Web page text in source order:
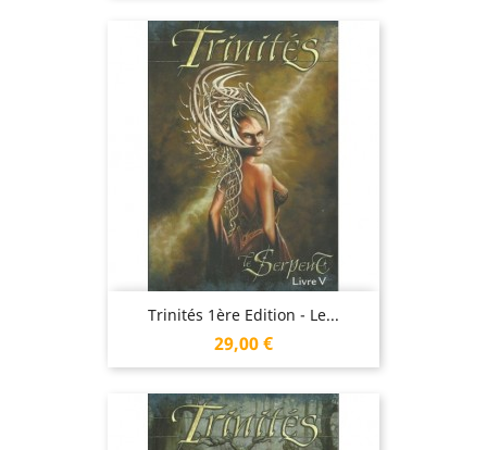
Trinités 1ère Edition - Le...
Prix
29,00 €